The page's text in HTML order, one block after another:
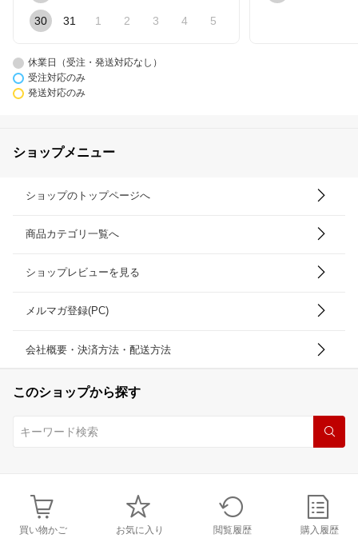
30 31 1 2 3 4 5
休業日（受注・発送対応なし）
受注対応のみ
発送対応のみ
ショップメニュー
ショップのトップページへ
商品カテゴリ一覧へ
ショップレビューを見る
メルマガ登録(PC)
会社概要・決済方法・配送方法
このショップから探す
買い物かご お気に入り 閲覧履歴 購入履歴